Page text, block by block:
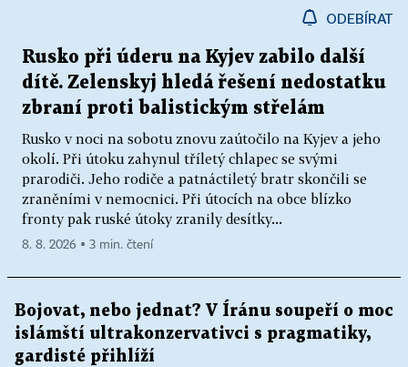
ODEBÍRAT
Rusko při úderu na Kyjev zabilo další
dítě. Zelenskyj hledá řešení nedostatku
zbraní proti balistickým střelám
Rusko v noci na sobotu znovu zaútočilo na Kyjev a jeho
okolí. Při útoku zahynul tříletý chlapec se svými
prarodiči. Jeho rodiče a patnáctiletý bratr skončili se
zraněními v nemocnici. Při útocích na obce blízko
fronty pak ruské útoky zranily desítky...
8. 8. 2026 ▪ 3 min. čtení
Bojovat, nebo jednat? V Íránu soupeří o moc
islámští ultrakonzervativci s pragmatiky,
gardisté přihlíží